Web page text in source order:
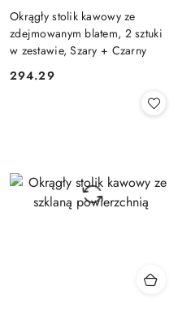
Okrągły stolik kawowy ze
zdejmowanym blatem, 2 sztuki
w zestawie, Szary + Czarny
Cena:
294.29